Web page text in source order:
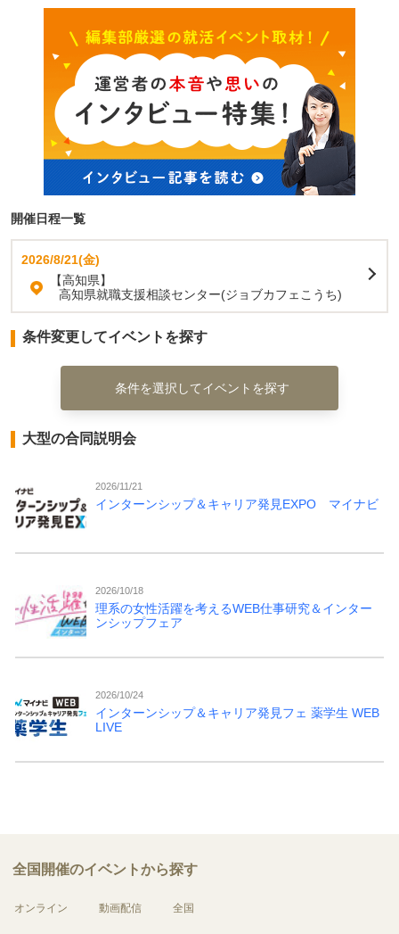
開催日程一覧
2026/8/21(金)
【高知県】
高知県就職支援相談センター(ジョブカフェこうち)
条件変更してイベントを探す
条件を選択してイベントを探す
大型の合同説明会
2026/11/21
インターンシップ＆キャリア発見EXPO マイナビ
2026/10/18
理系の女性活躍を考えるWEB仕事研究＆インター
ンシップフェア
2026/10/24
インターンシップ＆キャリア発見フェ 薬学生 WEB
LIVE
全国開催のイベントから探す
オンライン 動画配信 全国